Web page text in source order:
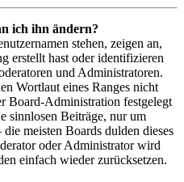
ich ihn ändern?
stehen, zeigen an,
erstellt hast oder identifizieren
und Administratoren.
Wortlaut eines Ranges nicht
Board-Administration festgelegt
sinnlosen Beiträge, nur um
meisten Boards dulden dieses
oder Administrator wird
einfach wieder zurücksetzen.